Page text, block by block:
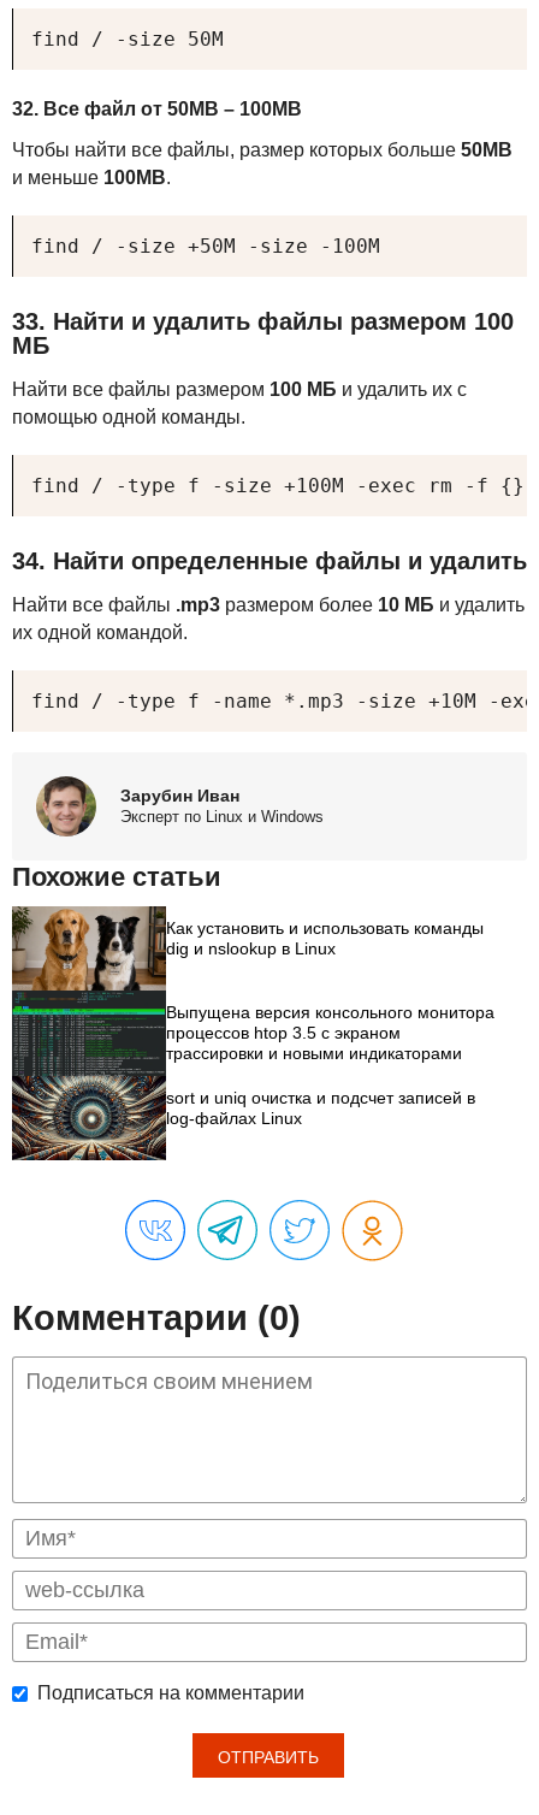
find / -size 50M
32. Все файл от 50MB – 100MB
Чтобы найти все файлы, размер которых больше 50MB
и меньше 100MB.
find / -size +50M -size -100M
33. Найти и удалить файлы размером 100
МБ
Найти все файлы размером 100 МБ и удалить их с
помощью одной команды.
find / -type f -size +100M -exec rm -f
34. Найти определенные файлы и удалить
Найти все файлы .mp3 размером более 10 МБ и удалить
их одной командой.
find / -type f -name *.mp3 -size +10M -
Зарубин Иван
Эксперт по Linux и Windows
Похожие статьи
Как установить и использовать команды
dig и nslookup в Linux
Выпущена версия консольного монитора
процессов htop 3.5 с экраном
трассировки и новыми индикаторами
sort и uniq очистка и подсчет записей в
log-файлах Linux
Комментарии (0)
Подписаться на комментарии